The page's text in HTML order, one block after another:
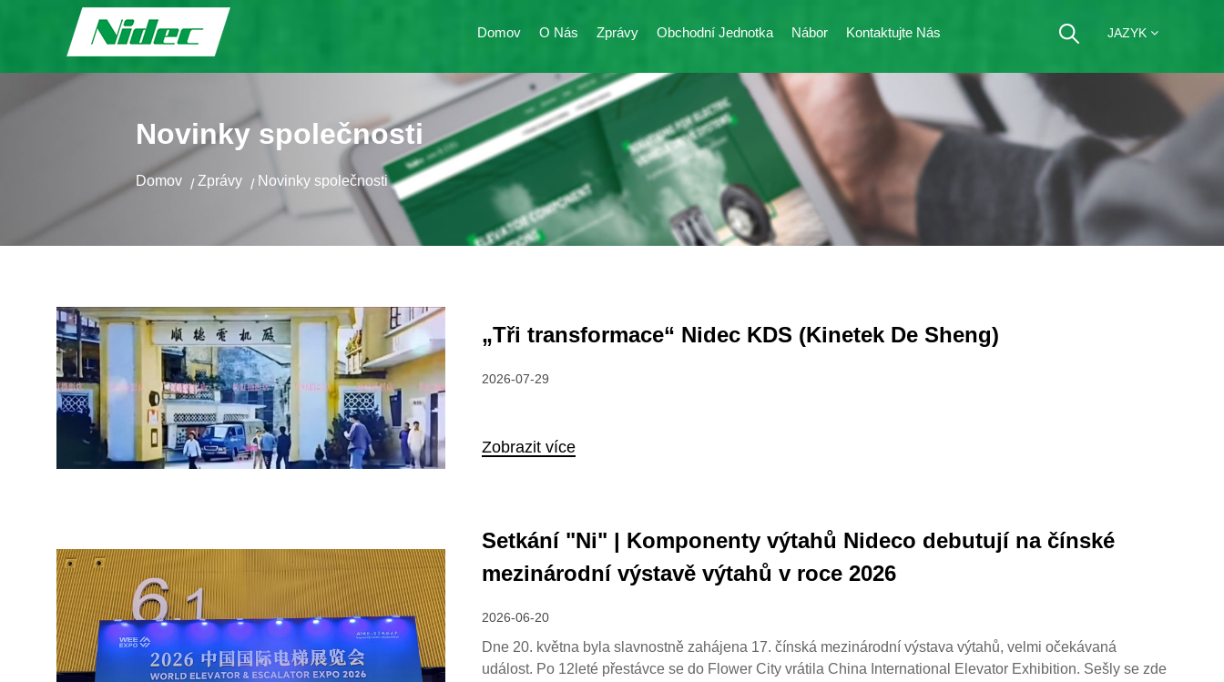
JAZYK
Domov O Nás Zprávy Obchodní Jednotka Nábor Kontaktujte Nás
Novinky společnosti
Domov /Zprávy / Novinky společnosti
„Tři transformace“ Nidec KDS (Kinetek De Sheng)
2026-07-29
Zobrazit více
Setkání "Ni" | Komponenty výtahů Nideco debutují na čínské
mezinárodní výstavě výtahů v roce 2026
2026-06-20
Dne 20. května byla slavnostně zahájena 17. čínská mezinárodní výstava výtahů, velmi očekávaná
událost. Po 12leté přestávce se do Flower City vrátila China International Elevator Exhibition. Sešly se zde